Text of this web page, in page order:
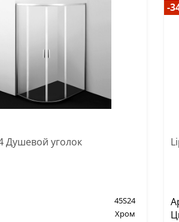
Душевой уголок
45S24
Хром
-